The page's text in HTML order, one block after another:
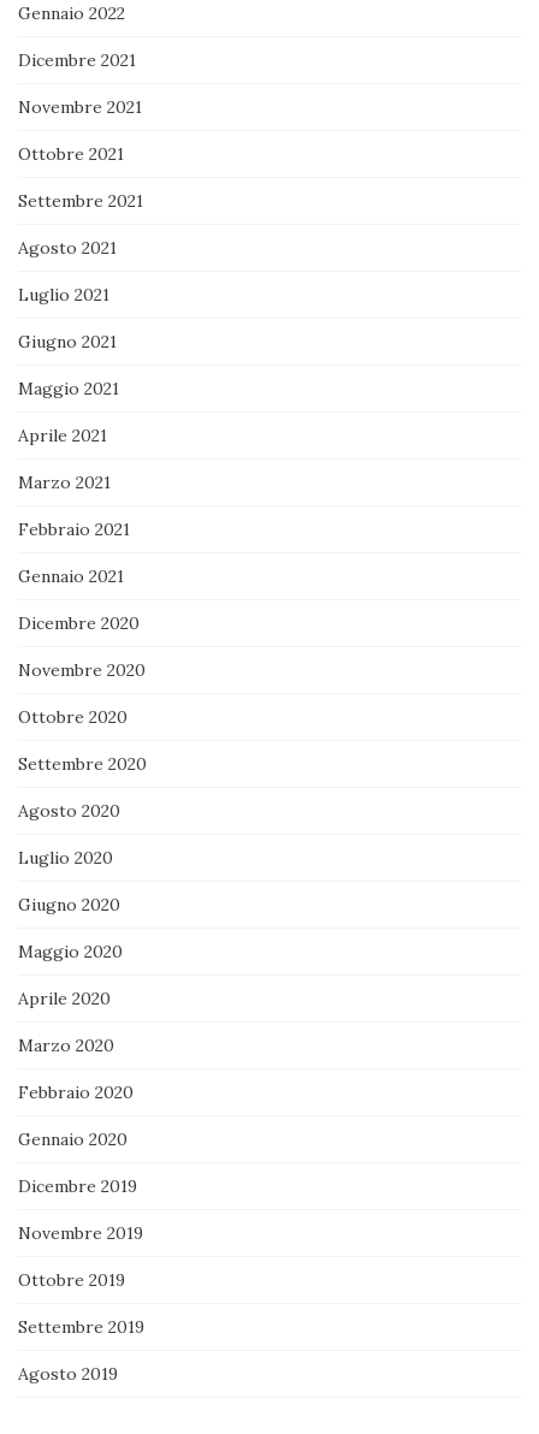
Gennaio 2022
Dicembre 2021
Novembre 2021
Ottobre 2021
Settembre 2021
Agosto 2021
Luglio 2021
Giugno 2021
Maggio 2021
Aprile 2021
Marzo 2021
Febbraio 2021
Gennaio 2021
Dicembre 2020
Novembre 2020
Ottobre 2020
Settembre 2020
Agosto 2020
Luglio 2020
Giugno 2020
Maggio 2020
Aprile 2020
Marzo 2020
Febbraio 2020
Gennaio 2020
Dicembre 2019
Novembre 2019
Ottobre 2019
Settembre 2019
Agosto 2019